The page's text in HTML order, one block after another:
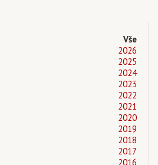
Vše
2026
2025
2024
2023
2022
2021
2020
2019
2018
2017
2016